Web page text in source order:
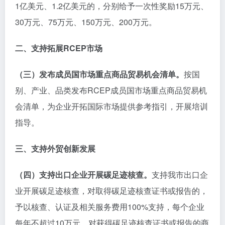
1亿美元、1.2亿美元的，分别给予一次性奖励15万元、
30万元、75万元、150万元、200万元。
二、支持拓展RCEP市场
（三）发布成员国市场重点商品贸易机会清单。 按国
别、产业、品类发布RCEP成员国市场重点商品贸易机
会清单，为企业开拓国际市场提供参考指引，开展培训
指导。
三、支持外贸创新发展
（四）支持出口企业开展碳足迹核查。 支持我市出口企
业开展碳足迹核查，对取得碳足迹核查证书或报告的，
予以核查、认证及相关服务费用100%支持，每个企业